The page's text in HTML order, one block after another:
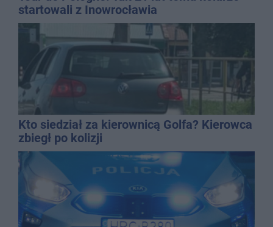
startowali z Inowrocławia
Kto siedział za kierownicą Golfa? Kierowca
zbiegł po kolizji